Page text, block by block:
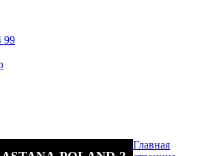
99
Главная